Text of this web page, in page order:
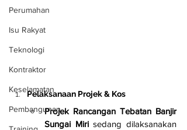
Perumahan
Isu Rakyat
Teknologi
Kontraktor
Keselamatan
Pembangunan
Pelaksanaan Projek & Kos
Projek Rancangan Tebatan Banjir
Sungai Miri sedang dilaksanakan